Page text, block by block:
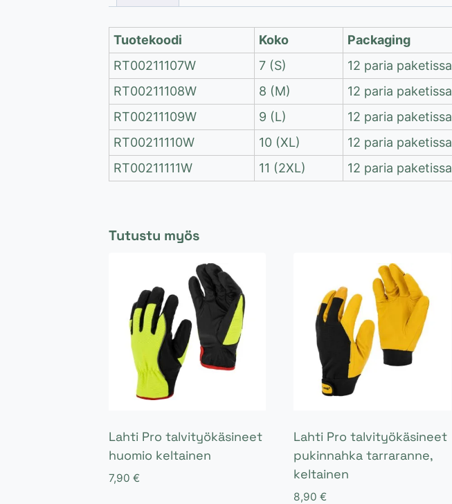
Tuotekoodi Koko
Packaging
RT00211107W
7 (S)
12 paria paketissa
RT00211108W
8 (M)
12 paria paketissa
RT00211109W
9 (L)
12 paria paketissa
RT00211110W
10 (XL)
12 paria paketissa
RT00211111W
11 (2XL) 12 paria paketissa
Tutustu myös
Lahti Pro talvityökäsineet
huomio keltainen
7,90 €
Lahti Pro talvityökäsineet
pukinnahka tarraranne,
keltainen
8,90€